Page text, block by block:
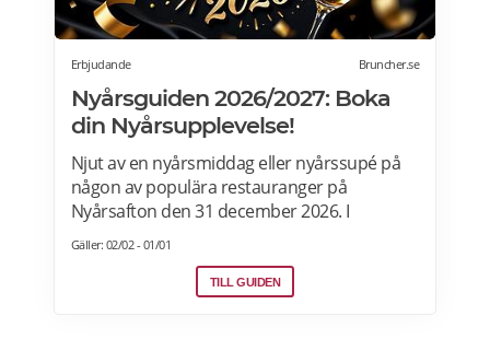
Erbjudande Bruncher.se
Nyårsguiden 2026/2027: Boka
din Nyårsupplevelse!
Njut av en nyårsmiddag eller nyårssupé på
någon av populära restauranger på
Nyårsafton den 31 december 2026. I
Bruncher.se-nyårsguiden tipsar vi om
firanden i hela Sverige.
Gäller: 02/02 - 01/01
TILL GUIDEN